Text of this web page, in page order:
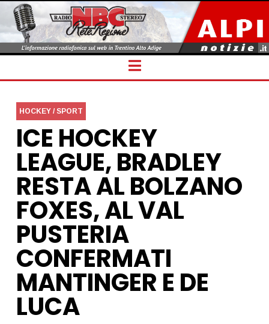
Navigation
HOCKEY / SPORT
ICE HOCKEY
LEAGUE, BRADLEY
RESTA AL BOLZANO
FOXES, AL VAL
PUSTERIA
CONFERMATI
MANTINGER E DE
LUCA